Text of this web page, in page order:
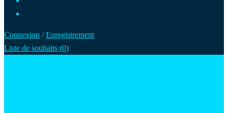
Connexion /Enregistrement
Liste de souhaits (0)